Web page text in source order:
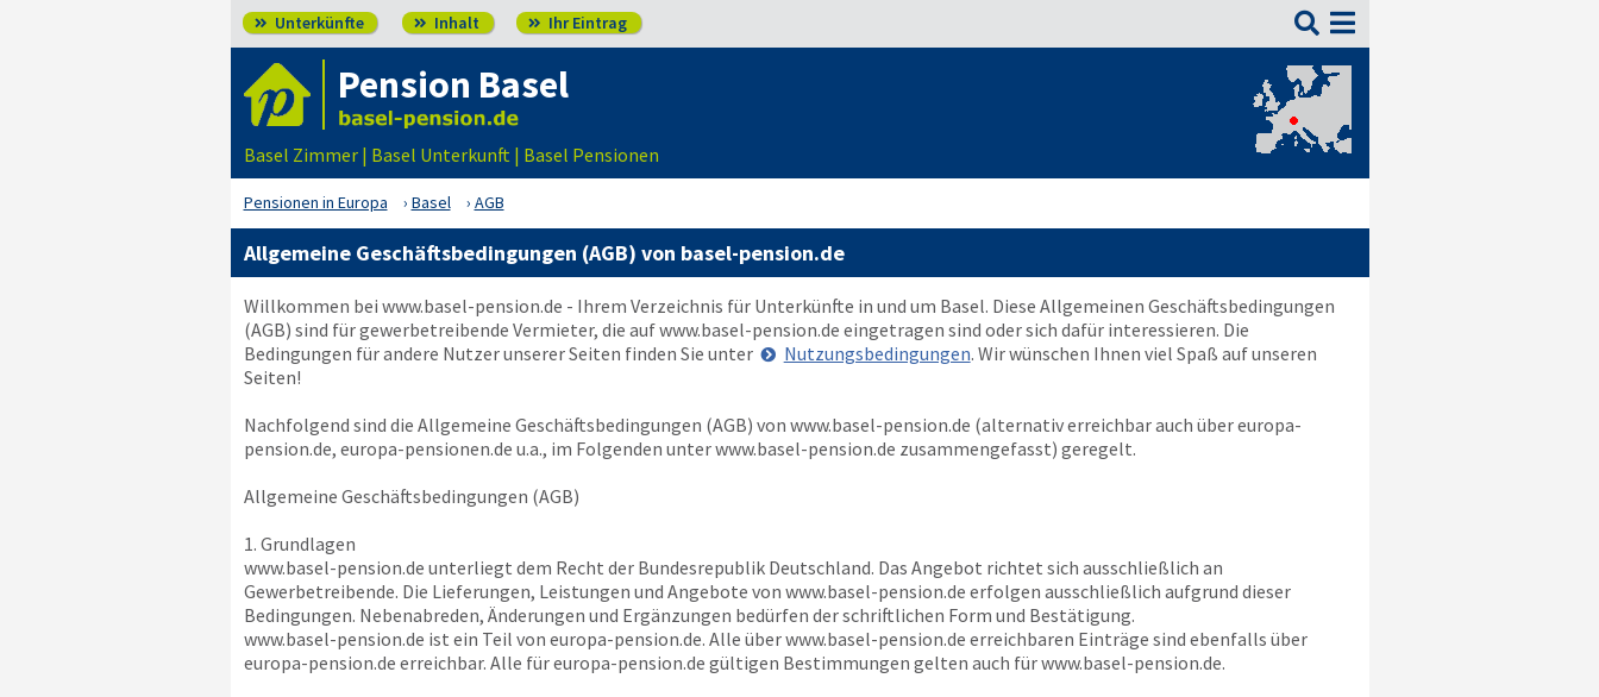
 Unterkünfte  Inhalt  Ihr Eintrag 
Pension Basel
Basel Zimmer | Basel Unterkunft | Basel Pensionen
Pensionen in Europa Basel AGB
Allgemeine Geschäftsbedingungen (AGB) von basel-pension.de
Willkommen bei www.basel-pension.de - Ihrem Verzeichnis für Unterkünfte in und um Basel. Diese Allgemeinen Geschäftsbedingungen
(AGB) sind für gewerbetreibende Vermieter, die aufwww.basel-pension.de eingetragen sind oder sich dafür interessieren. Die
Bedingungen für andere Nutzer unserer Seiten finden Sie unter
Nutzungsbedingungen. Wir wünschen Ihnen viel Spaß auf unseren
Seiten!
Nachfolgend sind die Allgemeine Geschäftsbedingungen (AGB) von www.basel-pension.de (alternativ erreichbar auch übereuropa-
pension.de, europa-pensionen.de u.a., im Folgenden unterwww.basel-pension.de zusammengefasst) geregelt.
Allgemeine Geschäftsbedingungen (AGB)
1. Grundlagen
www.basel-pension.de unterliegt dem Recht der Bundesrepublik Deutschland. Das Angebot richtet sich ausschließlich an
Gewerbetreibende. Die Lieferungen, Leistungen und Angebote von www.basel-pension.de erfolgen ausschließlich aufgrund dieser
Bedingungen. Nebenabreden, Änderungen und Ergänzungen bedürfen der schriftlichen Form und Bestätigung.
www.basel-pension.de ist ein Teil von europa-pension.de. Alle überwww.basel-pension.de erreichbaren Einträge sind ebenfalls über
europa-pension.de erreichbar. Alle füreuropa-pension.de gültigen Bestimmungen gelten auch fürwww.basel-pension.de.